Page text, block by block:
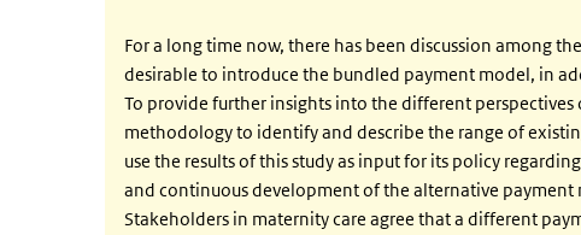
For a long time now, there has been discussion among
desirable to introduce the bundled payment model, in
To provide further insights into the different
methodology to identify and describe the range of
use the results of this study as input for its policy
and continuous development of the alternative
Stakeholders in maternity care agree that a different